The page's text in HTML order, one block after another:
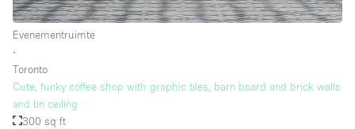
Evenementruimte
∙
Toronto
Cute, funky coffee shop with graphic tiles, barn board and brick walls
and tin ceiling
300 sq ft